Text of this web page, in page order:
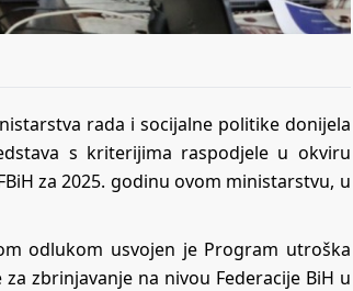
rada i socijalne politike donijela
s kriterijima raspodjele u okviru
za 2025. godinu ovom ministarstvu, u
odlukom usvojen je Program utroška
zbrinjavanje na nivou Federacije BiH u